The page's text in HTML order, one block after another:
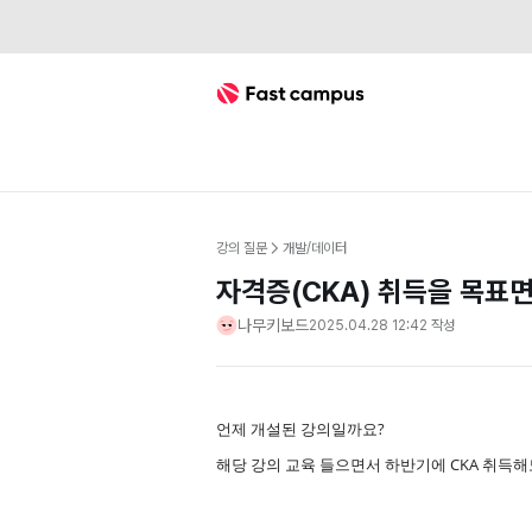
Fast Campus
강의 질문 개발/데이터
자격증(CKA) 취득을 목표
나무키보드2025.04.28 12:42 작성
언제 개설된 강의일까요?
해당 강의 교육 들으면서 하반기에 CKA 취득